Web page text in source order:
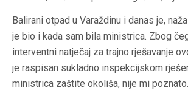
Balirani otpad u Varaždinu i danas je,
je bio i kada sam bila ministrica. Zbog
interventni natječaj za trajno rješavanje
je raspisan sukladno inspekcijskom
ministrica zaštite okoliša, nije mi